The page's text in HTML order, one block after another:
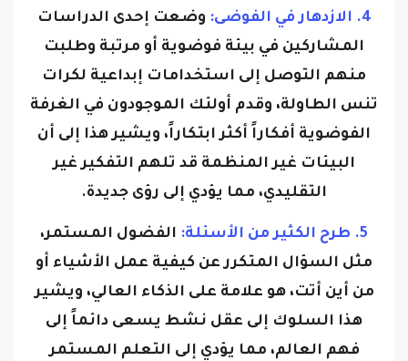
4. الازدهار في الفوضى:
وضعت إحدى الدراسات
المشاركين في بيئة فوضوية أو مرتبة وطلبت
منهم التوصل إلى استخدامات إبداعية لكرات
تنس الطاولة، وقدم أولئك الموجودون في الغرفة
الفوضوية أفكاراً أكثر ابتكاراً، ويشير هذا إلى أن
البيئات غير المنظمة قد تلهم التفكير غير
التقليدي، مما يؤدي إلى رؤى جديدة.
5. طرح الكثير من الأسئلة:
الفضول المستمر،
مثل السؤال المتكرر عن كيفية عمل الأشياء أو
من أين أتت، هو علامة على الذكاء العالي، ويشير
هذا السلوك إلى عقل نشط يسعى دائماً إلى
فهم العالم، مما يؤدي إلى التعلم المستمر